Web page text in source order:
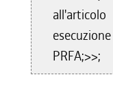
PRFA;>>;